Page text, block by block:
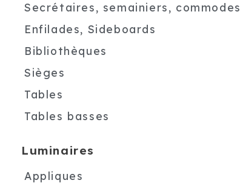
Secrétaires, semainiers, commodes
Enfilades, Sideboards
Bibliothèques
Sièges
Tables
Tables basses
Luminaires
Appliques